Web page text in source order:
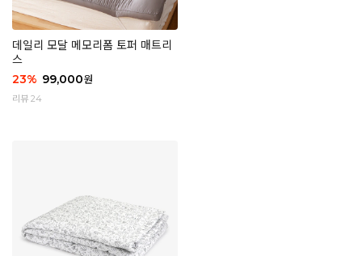
데일리 모달 메모리폼 토퍼 매트리
스
23% 99,000원
리뷰 24